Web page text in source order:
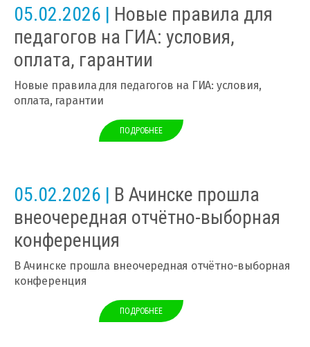
05.02.2026 | Новые правила для
педагогов на ГИА: условия,
оплата, гарантии
Новые правила для педагогов на ГИА: условия,
оплата, гарантии
ПОДРОБНЕЕ
05.02.2026 | В Ачинске прошла
внеочередная отчётно-выборная
конференция
В Ачинске прошла внеочередная отчётно-выборная
конференция
ПОДРОБНЕЕ